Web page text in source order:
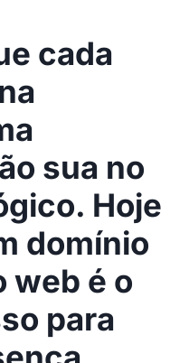
cada
sua no
Hoje
domínio
web é o
para